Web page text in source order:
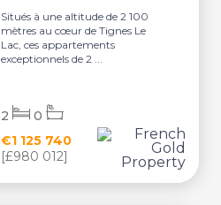
Situés à une altitude de 2 100
mètres au cœur de Tignes Le
Lac, ces appartements
exceptionnels de 2 ...
€1 125 740
[£980 012]
2 0